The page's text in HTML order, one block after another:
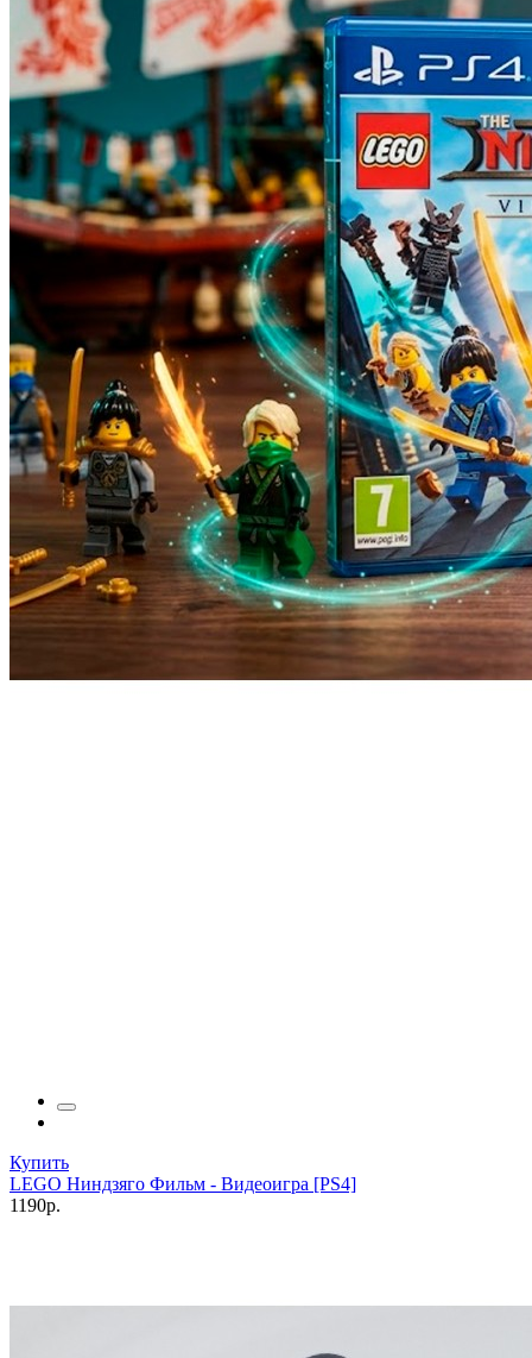
Купить
LEGO Ниндзяго Фильм - Видеоигра [PS4]
1190р.